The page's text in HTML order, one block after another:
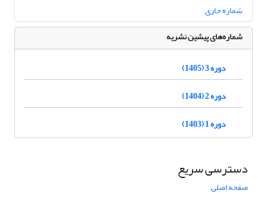
شماره جاری
شماره‌های پیشین نشریه
دوره 3 (1405)
دوره 2 (1404)
دوره 1 (1403)
دسترسی سریع
صفحه اصلی